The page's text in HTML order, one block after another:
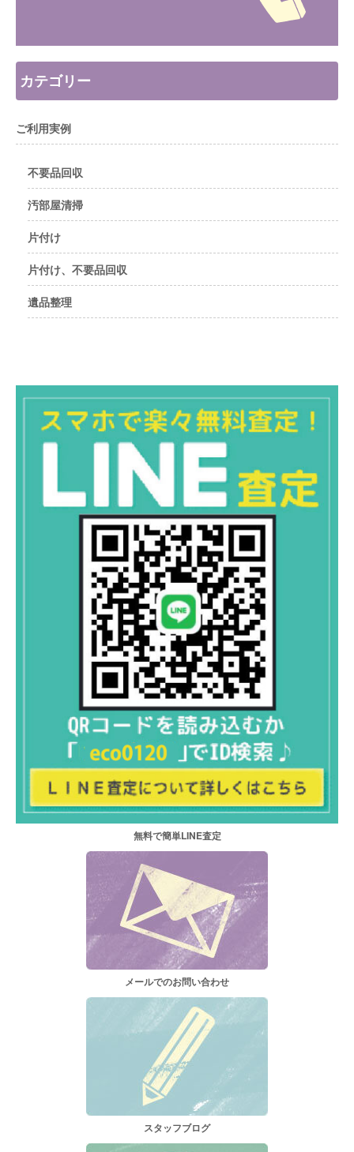
カテゴリー
ご利用実例
不要品回収
汚部屋清掃
片付け
片付け、不要品回収
遺品整理
無料で簡単LINE査定
メールでのお問い合わせ
スタッフブログ